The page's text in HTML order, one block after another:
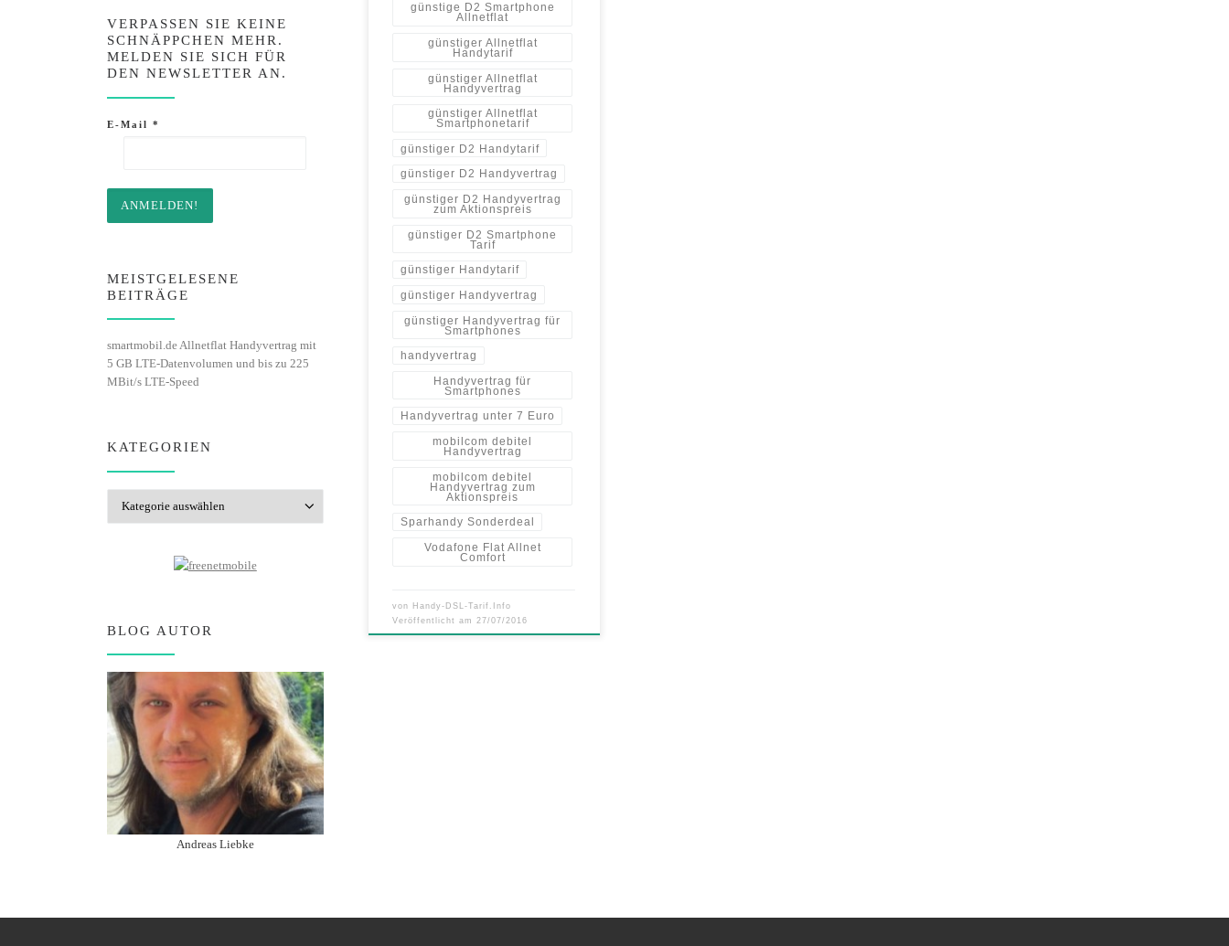
günstige D2 Smartphone
Allnetflat
günstiger Allnetflat
Handytarif
günstiger Allnetflat
Handyvertrag
günstiger Allnetflat
Smartphonetarif
günstiger D2 Handytarif
günstiger D2 Handyvertrag
günstiger D2 Handyvertrag
zum Aktionspreis
günstiger D2 Smartphone
Tarif
günstiger Handytarif
günstiger Handyvertrag
günstiger Handyvertrag für
Smartphones
handyvertrag
Handyvertrag für
Smartphones
Handyvertrag unter 7 Euro
mobilcom debitel
Handyvertrag
mobilcom debitel
Handyvertrag zum
Aktionspreis
Sparhandy Sonderdeal
Vodafone Flat Allnet
Comfort
von Handy-DSL-Tarif.Info
Veröffentlicht am 27/07/2016
VERPASSEN SIE KEINE
SCHNÄPPCHEN MEHR.
MELDEN SIE SICH FÜR
DEN NEWSLETTER AN.
E-Mail *
MEISTGELESENE
BEITRÄGE
smartmobil.de Allnetflat Handyvertrag mit
5 GB LTE-Datenvolumen und bis zu 225
MBit/s LTE-Speed
KATEGORIEN
BLOG AUTOR
Andreas Liebke